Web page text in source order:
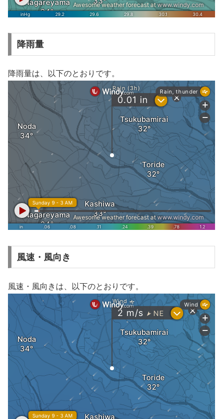
降雨量
降雨量は、以下のとおりです。
風速・風向き
風速・風向きは、以下のとおりです。